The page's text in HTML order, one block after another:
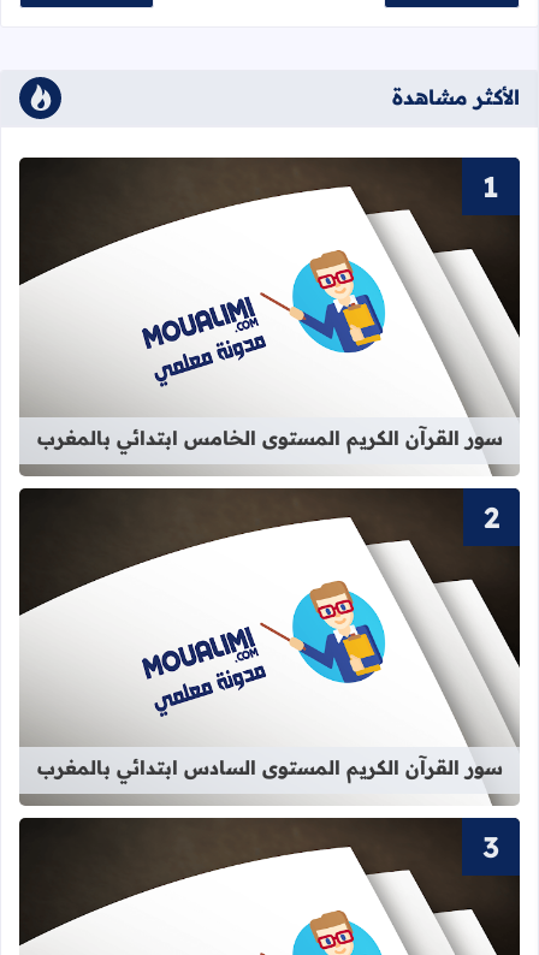
الأكثر مشاهدة
قراءة المزيد عن سور القرآن
سور القرآن الكريم المستوى الخامس ابتدائي بالمغرب
قراءة المزيد عن سور القرآن
سور القرآن الكريم المستوى السادس ابتدائي بالمغرب